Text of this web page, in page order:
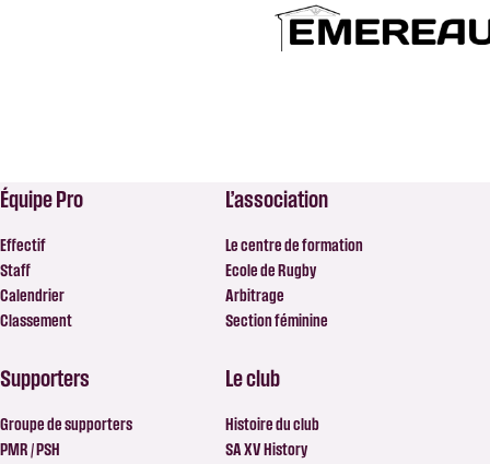
Équipe Pro
Effectif
Staff
Calendrier
Classement
L’association
Le centre de formation
Ecole de Rugby
Arbitrage
Section féminine
Supporters
Groupe de supporters
PMR / PSH
Le club
Histoire du club
SA XV History